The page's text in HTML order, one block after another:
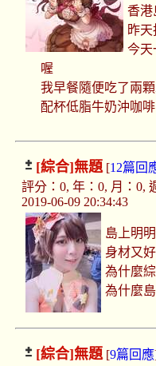
香港
昨
今天
喔
我早餐隨便吃了兩
配杯低脂牛奶沖咖啡
[綜合]無題[12篇回
評分：0, 年：0, 月：0,
2019-06-09 20:34:43
島上明
身材又
為什麼
為什麼
[綜合]無題[9篇回應